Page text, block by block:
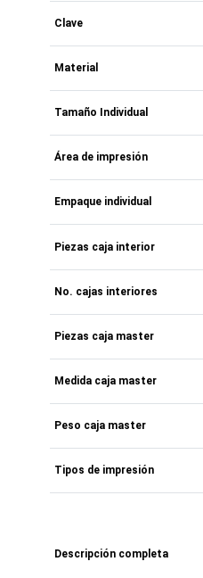
Clave
Material
Tamaño Individual
Área de impresión
Empaque individual
Piezas caja interior
No. cajas interiores
Piezas caja master
Medida caja master
Peso caja master
Tipos de impresión
Descripción completa